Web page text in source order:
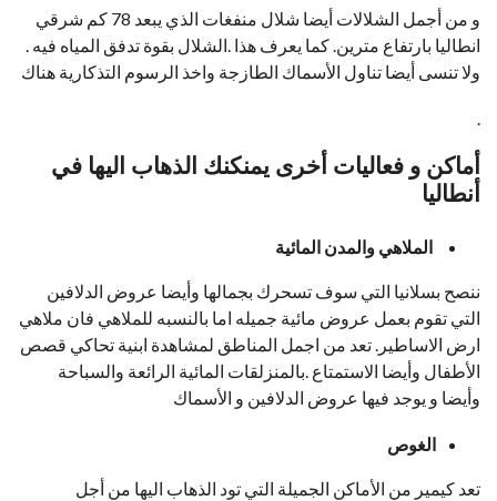
و من أجمل الشلالات أيضا شلال منفغات الذي يبعد 78 كم شرقي
انطاليا بارتفاع مترين. كما يعرف هذا .الشلال بقوة تدفق المياه فيه .
ولا تنسى أيضا تناول الأسماك الطازجة واخذ الرسوم التذكارية هناك
.
أماكن و فعاليات أخرى يمنكنك الذهاب اليها في
أنطاليا
الملاهي والمدن المائية
ننصح بسلانيا التي سوف تسحرك بجمالها وأيضا عروض الدلافين
التي تقوم بعمل عروض مائية جميله اما بالنسبه للملاهي فان ملاهي
ارض الاساطير. تعد من اجمل المناطق لمشاهدة ابنية تحاكي قصص
الأطفال وأيضا الاستمتاع .بالمنزلقات المائية الرائعة والسباحة
وأيضا و يوجد فيها عروض الدلافين و الأسماك
الغوص
تعد كيمير من الأماكن الجميلة التي تود الذهاب اليها من أجل